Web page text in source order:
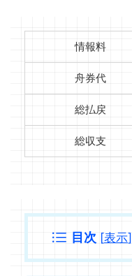
情報料
舟券代
総払戻
総収支
目次 [表示]